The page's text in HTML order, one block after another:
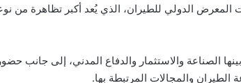
الدولي للطيران، الذي يُعد أكبر تظاهرة من
الصناعة والاستثمار والدفاع المدني، إلى جانب
والمجالات المرتبطة بها.